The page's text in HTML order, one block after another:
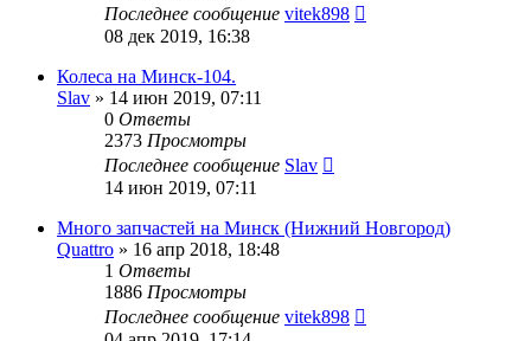
Последнее сообщение vitek898
08 дек 2019, 16:38
Колеса на Минск-104.
Slav » 14 июн 2019, 07:11
0 Ответы
2373 Просмотры
Последнее сообщение Slav
14 июн 2019, 07:11
Много запчастей на Минск (Нижний Новгород)
Quattro » 16 апр 2018, 18:48
1 Ответы
1886 Просмотры
Последнее сообщение vitek898